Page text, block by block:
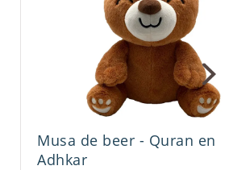
Musa de beer - Quran en
Adhkar